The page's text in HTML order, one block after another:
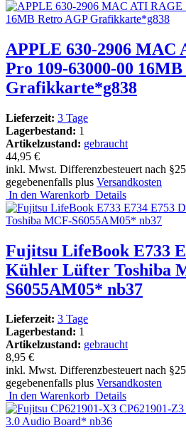
APPLE 630-2906 MAC
Pro 109-63000-00
Grafikkarte*g838
Lieferzeit: 3 Tage
Lagerbestand: 1
Artikelzustand: gebraucht
44,95 €
inkl. Mwst. Differenzbesteuert nach
gegebenenfalls plus Versandkosten
In den Warenkorb Details
Fujitsu LifeBook E733
Kühler Lüfter Toshiba
S6055AM05* nb37
Lieferzeit: 3 Tage
Lagerbestand: 1
Artikelzustand: gebraucht
8,95 €
inkl. Mwst. Differenzbesteuert nach
gegebenenfalls plus Versandkosten
In den Warenkorb Details